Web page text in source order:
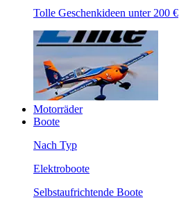
Tolle Geschenkideen unter 200 €
Motorräder
Boote
Nach Typ
Elektroboote
Selbstaufrichtende Boote